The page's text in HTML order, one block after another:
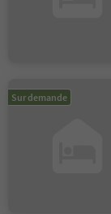
Sur demande